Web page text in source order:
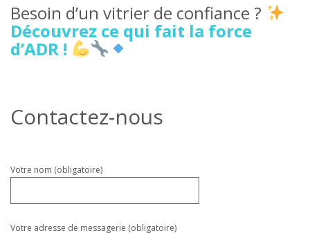
Besoin d’un vitrier de confiance ?
Découvrez ce qui fait la force
d’ADR !
Contactez-nous
Veuillez
vide.
Votre nom (obligatoire)
Votre adresse de messagerie (obligatoire)